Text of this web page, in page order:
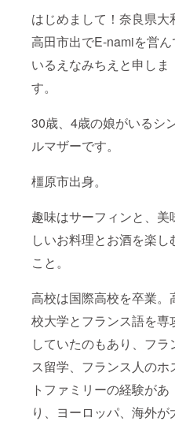
はじめまして！奈良県大
高田市出でE-namiを営ん
いるえなみちえと申しま
す。
30歳、4歳の娘がいるシ
ルマザーです。
橿原市出身。
趣味はサーフィンと、美
しいお料理とお酒を楽し
こと。
高校は国際高校を卒業。
校大学とフランス語を専
していたのもあり、フラ
ス留学、フランス人のホ
トファミリーの経験があ
り、ヨーロッパ、海外が